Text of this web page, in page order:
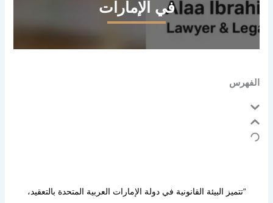
في الإمارات
الفهرس
“تتميز البيئة القانونية في دولة الإمارات العربية المتحدة بالتعقيد،